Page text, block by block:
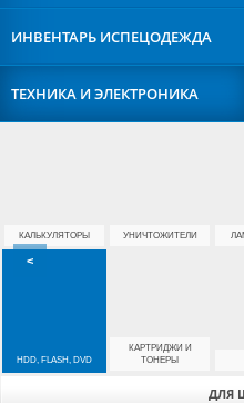
ДЛЯ
ИНВЕНТАРЬ ИСПЕЦОДЕЖДА
ТЕХНИКА ИЭЛЕКТРОНИКА
КАЛЬКУЛЯТОРЫ УНИЧТОЖИТЕЛИ
HDD, FLASH, DVD
КАРТРИДЖИ И
ТОНЕРЫ
<